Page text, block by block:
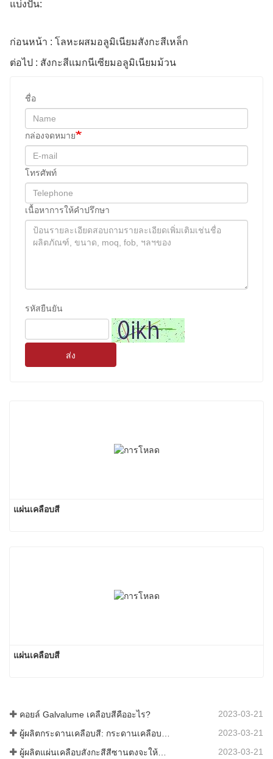
แบ่งปัน:
ก่อนหน้า : โลหะผสมอลูมิเนียมสังกะสีเหล็ก
ต่อไป : สังกะสีแมกนีเซียมอลูมิเนียมม้วน
ชื่อ
กล่องจดหมาย
โทรศัพท์
เนื้อหาการให้คําปรึกษา
รหัสยืนยัน
ส่ง
แผ่นเคลือบสี
แผ่นเคลือบสี
คอยล์ Galvalume เคลือบสีคืออะไร? 2023-03-21
2023-03-21
ผู้ผลิตแผ่นเคลือบสังกะสีสีซานตงจะให้คำอธิบายเกี่ยวกับซอฟต์แวร์ที่แตกต่างกันไปสำหรับคุณ 2023-03-21